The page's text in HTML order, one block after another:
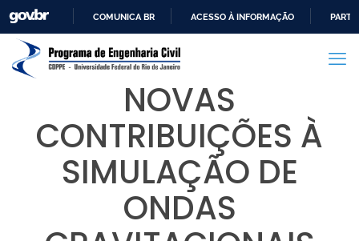
PARA
CONTEÚDO
COMUNICA BR ACESSO À INFORMAÇÃO
NOVAS
CONTRIBUIÇÕES À
SIMULAÇÃO DE
ONDAS